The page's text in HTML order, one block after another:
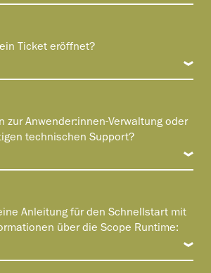
Ticket eröffnet?
zur Anwender:innen-Verwaltung oder
technischen Support?
Anleitung für den Schnellstart mit
über die Scope Runtime: